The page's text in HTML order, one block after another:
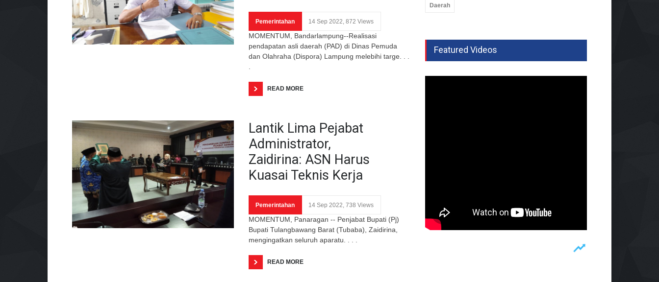
Pemerintahan 14 Sep 2022, 872 Views
MOMENTUM, Bandarlampung--Realisasi
pendapatan asli daerah (PAD) di Dinas Pemuda
dan Olahraha (Dispora) Lampung melebihi targe. . .
READ MORE
Lantik Lima Pejabat
Administrator,
Zaidirina: ASN Harus
Kuasai Teknis Kerja
Pemerintahan 14 Sep 2022, 738 Views
MOMENTUM, Panaragan -- Penjabat Bupati (Pj)
Bupati Tulangbawang Barat (Tubaba), Zaidirina,
mengingatkan seluruh aparatu. . . .
READ MORE
Daerah
Featured Videos